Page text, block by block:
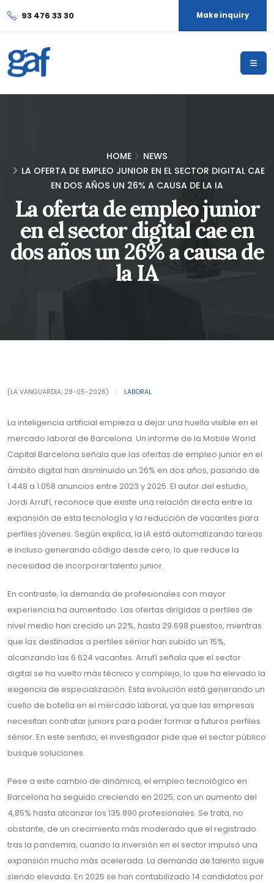
93 476 33 30 Make inquiry
HOME
NEWS
LA OFERTA DE EMPLEO JUNIOR EN EL SECTOR DIGITAL CAE
EN DOS AÑOS UN 26% A CAUSA DE LA IA
La oferta de empleo junior
en el sector digital cae en
dos años un 26% a causa de
la IA
(LA VANGUARDIA, 28-05-2026) LABORAL
La inteligencia artificial empieza a dejar una huella visible en el
mercado laboral de Barcelona. Un informe de la Mobile World
Capital Barcelona señala que las ofertas de empleo junior en el
ámbito digital han disminuido un 26% en dos años, pasando de
1.448 a 1.058 anuncios entre 2023 y 2025. El autor del estudio,
Jordi Arrufí, reconoce que existe una relación directa entre la
expansión de esta tecnología y la reducción de vacantes para
perfiles jóvenes. Según explica, la IA está automatizando tareas
e incluso generando código desde cero, lo que reduce la
necesidad de incorporar talento junior.
En contraste, la demanda de profesionales con mayor
experiencia ha aumentado. Las ofertas dirigidas a perfiles de
nivel medio han crecido un 22%, hasta 29.698 puestos, mientras
que las destinadas a perfiles sénior han subido un 15%,
alcanzando las 6.624 vacantes. Arrufí señala que el sector
digital se ha vuelto más técnico y complejo, lo que ha elevado la
exigencia de especialización. Esta evolución está generando un
cuello de botella en el mercado laboral, ya que las empresas
necesitan contratar juniors para poder formar a futuros perfiles
sénior. En este sentido, el investigador pide que el sector público
busque soluciones.
Pese a este cambio de dinámica, el empleo tecnológico en
Barcelona ha seguido creciendo en 2025, con un aumento del
4,85% hasta alcanzar los 135.890 profesionales. Se trata, no
obstante, de un crecimiento más moderado que el registrado
tras la pandemia, cuando la inversión en el sector impulsó una
expansión mucho más acelerada. La demanda de talento sigue
siendo elevada. En 2025 se han contabilizado 14 candidatos por